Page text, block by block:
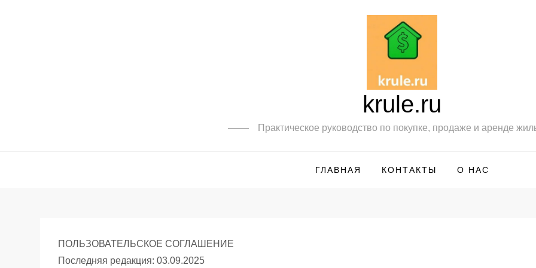
krule.ru
Практическое руководство по покупке, продаже и аренде
ГЛАВНАЯ КОНТАКТЫ О НАС
ПОЛЬЗОВАТЕЛЬСКОЕ СОГЛАШЕНИЕ
Последняя редакция: 03.09.2025